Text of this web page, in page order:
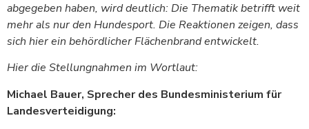
abgegeben haben, wird deutlich: Die Thematik betrifft weit
mehr als nur den Hundesport. Die Reaktionen zeigen, dass
sich hier ein behördlicher Flächenbrand entwickelt.
Hier die Stellungnahmen im Wortlaut:
Michael Bauer, Sprecher des Bundesministerium für
Landesverteidigung: